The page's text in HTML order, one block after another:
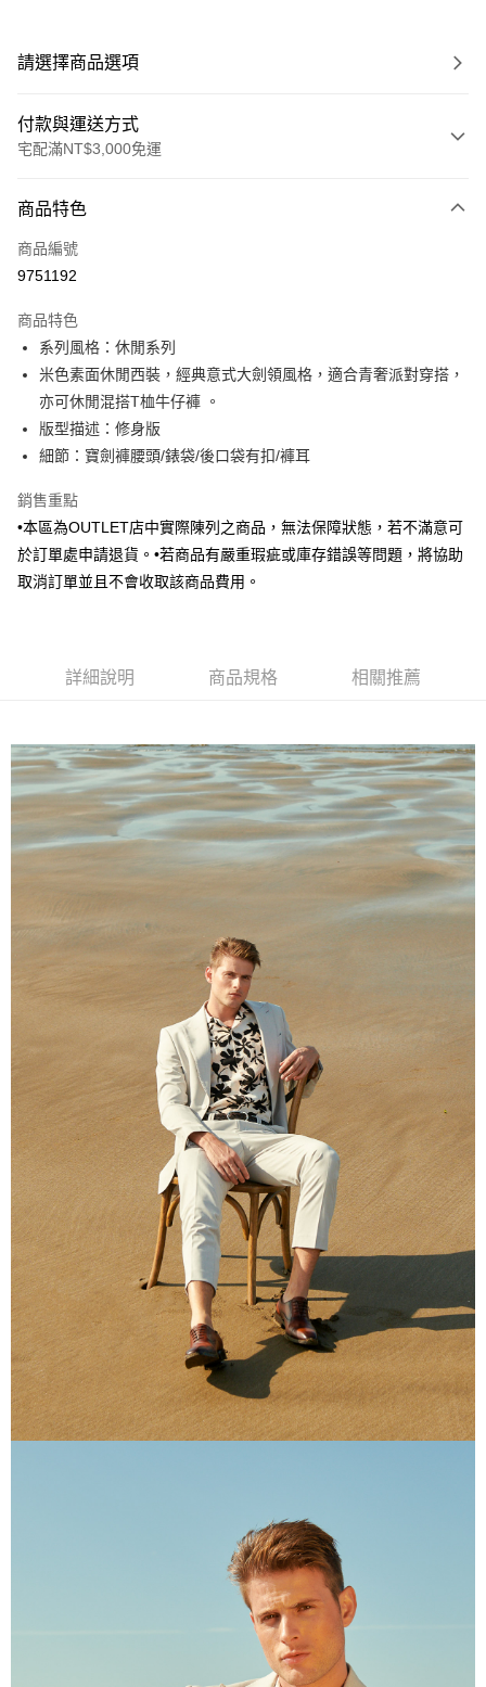
請選擇商品選項
付款與運送方式
宅配滿NT$3,000免運
信用卡一次付款
信用卡分期付款
合作金庫商業銀行
華南商業銀行
上海商業儲蓄銀行
台北富邦商業銀行
國泰世華商業銀行
臺灣中小企業銀行
匯豐（台灣）商業銀行
華泰商業銀行
聯邦商業銀行
遠東國際商業銀行
元大商業銀行
台新國際商業銀行
中國信託商業銀行
台灣樂天信用卡公司
6 期 0 利率 每期
華南商業銀行
彰化商業銀行
上海商業儲蓄銀行
國泰世華商業銀行
臺灣中小企業銀行
台中商業銀行
聯邦商業銀行
元大商業銀行
永豐商業銀行
玉山商業銀行
星展（台灣）商業銀行
台灣樂天信用卡公司
LINE Pay
Apple Pay
街口支付
悠遊付
Google Pay
AFTEE先享後付是「在收到商品之後才付款」的支付方式。 讓您購物簡單
３．安心：先確認商品／服務後，再付款。
【「AFTEE先享後付」結帳流程】
１．於結帳方式選擇「AFTEE先享後付」後，將跳轉至「AFTEE先享後付」
結帳頁面，進行簡訊認證並確認金額後，即可完成結帳。
２．訂單成立數日內，您將收到繳費通知簡訊。
３．收到繳費通知簡訊後14天內，點擊此簡訊中的連結，可透過四大超商／
※ 請注意：結帳手續完成當下不需立刻繳費，但若您需要取消訂單，請聯絡
購買商品的店家。未經商家同意取消之訂單仍視為有效，需透過AFTEE先享
※ 交易是否成功請以「AFTEE先享後付 」之結帳頁面顯示為準，若有關於
是否繳費成功／繳費後需取消欲退款等相關疑問，請聯繫「AFTEE先享後付
客戶支援中心」
https://netprotections.freshdesk.com/support/home
【注意事項】
１．透過由恩沛科技股份有限公司提供之「AFTEE先享後付」服務完成之交
易，需依本服務之必要範圍內提供個人資料，並將交易相關給付款項請求債
權轉讓予恩沛科技股份有限公司。
２．關於個人資料處理事宜，請瀏覽以下網址：
https://aftee.tw/terms/#terms3
３．未成年的使用者請事先徵得法定代理人或監護人之同意方可使用
「AFTEE先享後付」，若未經同意申辦者引起之損失，本公司不負相關責
任。
４．使用「AFTEE先享後付」時，將依據個別帳號之用戶狀況，依本公司即
時審查核予不同之上限額度；若仍有額度不足之情形，本公司將視審查結果
請求用戶進行身份認證。
５．嚴禁一人註冊多個帳號或使用他人資訊註冊。若發現惡意使用之情形，
恩沛科技股份有限公司將有權停止該用戶之使用額度並採取法律行動。
ATM付款
新竹物流宅配
每筆NT$120，滿NT$3,000(含以上)免運費
新竹物流離島宅配
每筆NT$350，滿NT$3,500(含以上)免運費
查看運費
商品特色
商品編號
9751192
商品特色
系列風格：休閒系列
米色素面休閒西裝，經典意式大劍領風格，適合青奢派對穿搭，
亦可休閒混搭T桖牛仔褲 。
版型描述：修身版
細節：寶劍褲腰頭/錶袋/後口袋有扣/褲耳
銷售重點
•本區為OUTLET店中實際陳列之商品，無法保障狀態，若不滿意可
於訂單處申請退貨。•若商品有嚴重瑕疵或庫存錯誤等問題，將協助
取消訂單並且不會收取該商品費用。
詳細說明 商品規格 相關推薦